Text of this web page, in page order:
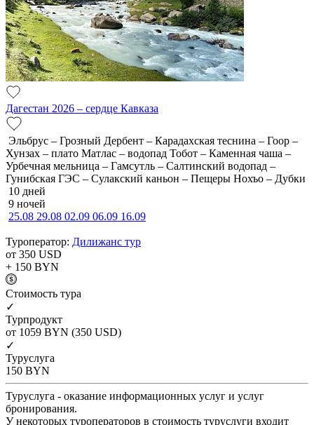
Дагестан 2026 – сердце Кавказа
Эльбрус – Грозный Дербент – Карадахская теснина – Гоор –
Хунзах – плато Матлас – водопад Тобот – Каменная чаша –
Урбечная мельница – Гамсутль – Салтинский водопад –
Гунибская ГЭС – Сулакский каньон – Пещеры Нохъо – Дубки
10 дней
9 ночей
25.08 29.08 02.09 06.09 16.09
Туроператор: Дилижанс тур
от 350 USD
+ 150 BYN
Cтоимость тура
✓
Турпродукт
от 1059 BYN (350 USD)
✓
Туруслуга
150 BYN
Туруслуга - оказание информационных услуг и услуг
бронирования.
У некоторых туроператоров в стоимость туруслуги входит